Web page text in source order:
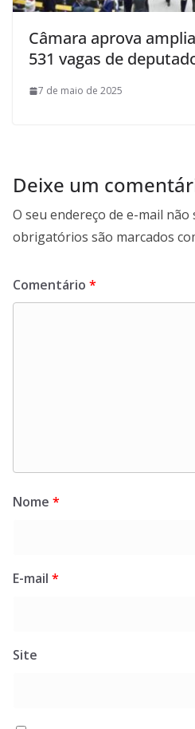
Câmara aprova
531 vagas de
7 de maio de 2025
Deixe um
O seu endereço de e-mail não
obrigatórios são marcados
Comentário *
Nome *
E-mail *
Site